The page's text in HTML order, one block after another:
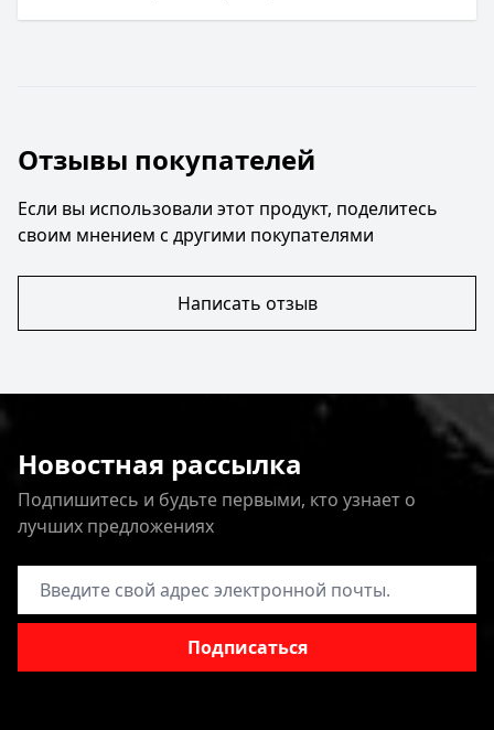
Отзывы покупателей
Если вы использовали этот продукт, поделитесь
своим мнением с другими покупателями
Написать отзыв
Новостная рассылка
Подпишитесь и будьте первыми, кто узнает о
лучших предложениях
Адрес электронной почты
Подписаться